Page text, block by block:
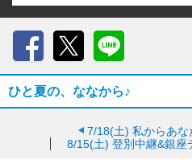
ひと夏の、ななから♪
7/18(土) 私からあな
8/15(土) 登別中継&銀座